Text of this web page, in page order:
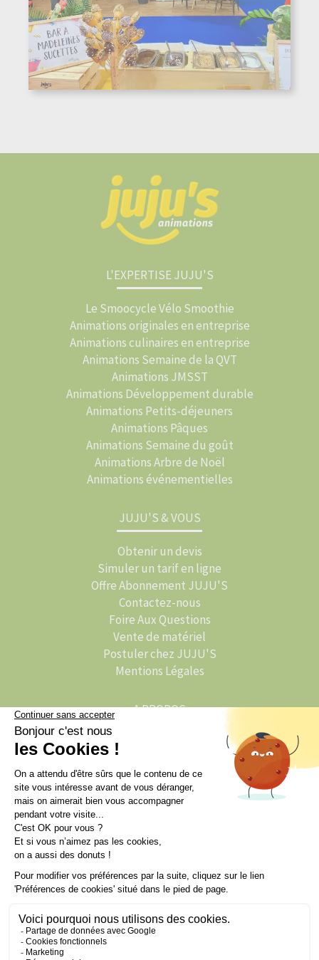
L'EXPERTISE JUJU'S
Le Smoocycle Vélo Smoothie
Animations originales en entreprise
Animations culinaires en entreprise
Animations Semaine de la QVT
Animations JMSST
Animations Développement durable
Animations Petits-déjeuners
Animations Pâques
Animations Semaine du goût
Animations Arbre de Noël
Animations événementielles
JUJU'S & VOUS
Obtenir un devis
Simuler un tarif en ligne
Offre Abonnement JUJU'S
Contactez-nous
Foire Aux Questions
Vente de matériel
Postuler chez JUJU'S
Mentions Légales
A PROPOS
L'histoire de JUJU'S
JUJU'S Activations
JUJU'S Traiteur
L'actu de JUJU'S : Le Blog
Animation événementielle
Animations en Belgique
Animations en Espagne
Animations à Monaco
Animations au Luxembourg
Animations en Suisse